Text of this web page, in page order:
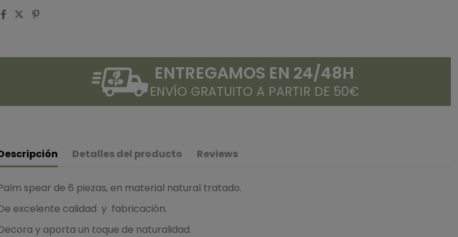
ENTREGAMOS EN 24/48H
ENVÍO GRATUITO A PARTIR DE 50€
Detalles del producto Reviews
spear de 6 piezas, en material natural tratado.
excelente calidad y fabricación.
y aporta un toque de naturalidad.